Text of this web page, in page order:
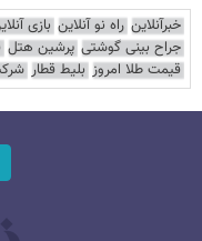
خبرآنلاین راه نو آنلاین بازی
جراح بینی گوشتی پرشین هتل
قیمت طلا امروز بلیط قطار